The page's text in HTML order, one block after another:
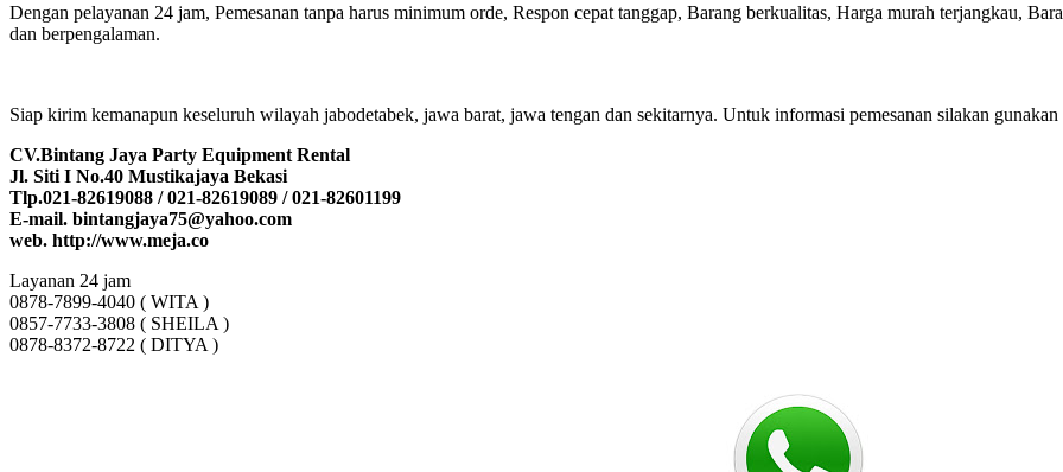
Dengan pelayanan 24 jam, Pemesanan tanpa harus minimum orde, Respon cepat tanggap, Barang berkualitas, Harga murah terjangkau,
dan berpengalaman.
Siap kirim kemanapun keseluruh wilayah jabodetabek, jawa barat, jawa tengan dan sekitarnya. Untuk informasi pemesanan silakan
CV.Bintang Jaya Party Equipment Rental
Jl. Siti I No.40 Mustikajaya Bekasi
Tlp.021-82619088 / 021-82619089 / 021-82601199
E-mail. bintangjaya75@yahoo.com
web. http://www.meja.co
Layanan 24 jam
0878-7899-4040 ( WITA )
0857-7733-3808 ( SHEILA )
0878-8372-8722 ( DITYA )